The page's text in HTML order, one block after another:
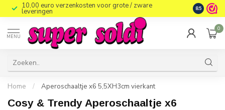
10,00 euro verzenkosten voor grote / zware
leveringen 8.5
MENU
0
Home / Aperoschaaltje x6 5,5XH3cm vierkant
Cosy & Trendy Aperoschaaltje x6